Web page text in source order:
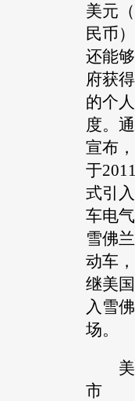
美元
民币
还能
府获
的个
度。
宣布
于
式引
车电
雪佛
动车
继美
入 雪
场。
美
市